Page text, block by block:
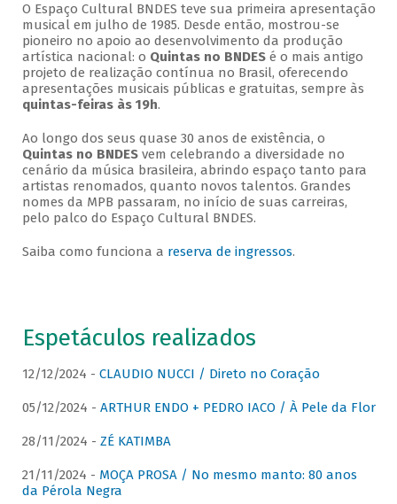
O Espaço Cultural BNDES teve sua primeira apresentação
musical em julho de 1985. Desde então, mostrou-se
pioneiro no apoio ao desenvolvimento da produção
artística nacional: o Quintas no BNDESé o mais antigo
projeto de realização contínua no Brasil, oferecendo
apresentações musicais públicas e gratuitas, sempre às
quintas-feiras às 19h.
Ao longo dos seus quase 30 anos de existência, o
Quintas no BNDESvem celebrando a diversidade no
cenário da música brasileira, abrindo espaço tanto para
artistas renomados, quanto novos talentos. Grandes
nomes da MPB passaram, no início de suas carreiras,
pelo palco do Espaço Cultural BNDES.
Saiba como funciona a reserva de ingressos.
Espetáculos realizados
12/12/2024 - CLAUDIO NUCCI / Direto no Coração
05/12/2024 - ARTHUR ENDO + PEDRO IACO / À Pele da Flor
28/11/2024 - ZÉ KATIMBA
21/11/2024 - MOÇA PROSA / No mesmo manto: 80 anos
da Pérola Negra